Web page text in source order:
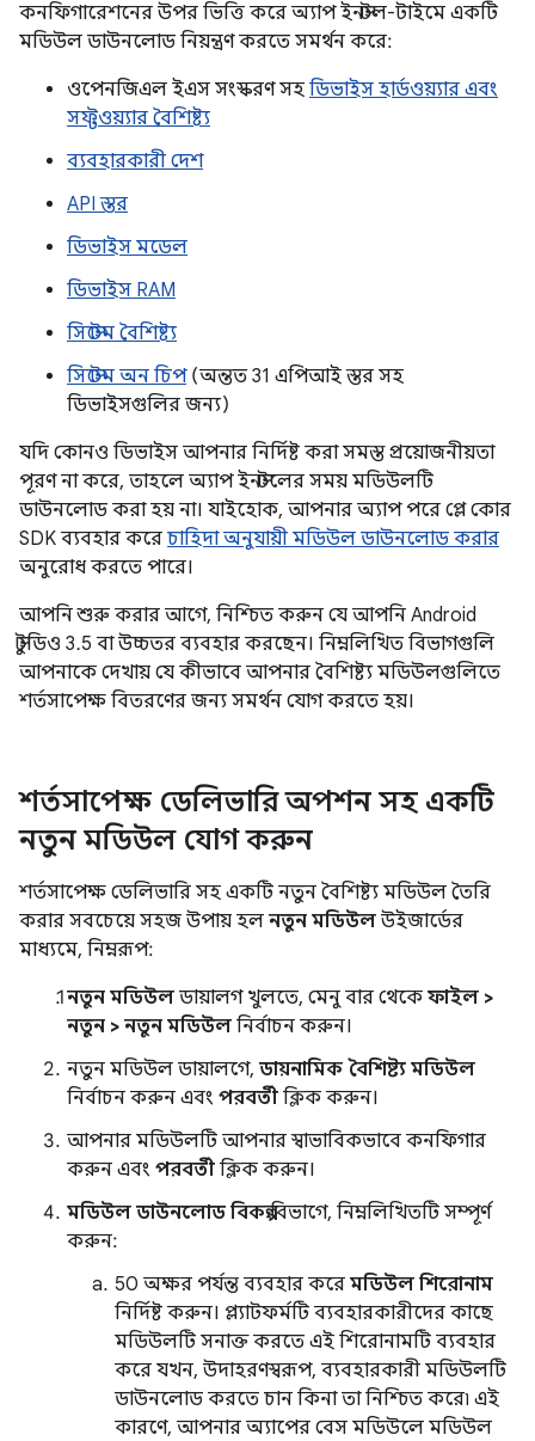
কনফিগারেশনের উপর ভিত্তি করে অ্যাপ ইনস্টল-টাইমে একটি
মডিউল ডাউনলোড নিয়ন্ত্রণ করতে সমর্থন করে:
ওপেনজিএল ইএস সংস্করণ সহ ডিভাইস হার্ডওয়্যার এবং
সফ্টওয়্যার বৈশিষ্ট্য
ব্যবহারকারী দেশ
API স্তর
ডিভাইস মডেল
ডিভাইস RAM
সিস্টেম বৈশিষ্ট্য
সিস্টেম অন চিপ(অন্তত 31 এপিআই স্তর সহ
ডিভাইসগুলির জন্য)
যদি কোনও ডিভাইস আপনার নির্দিষ্ট করা সমস্ত প্রয়োজনীয়তা
পূরণ না করে, তাহলে অ্যাপ ইনস্টলের সময় মডিউলটি
ডাউনলোড করা হয় না। যাইহোক, আপনার অ্যাপ পরে প্লে কোর
SDK ব্যবহার করে চাহিদা অনুযায়ী মডিউল ডাউনলোড করার
অনুরোধ করতে পারে।
আপনি শুরু করার আগে, নিশ্চিত করুন যে আপনি Android
স্টুডিও 3.5 বা উচ্চতর ব্যবহার করছেন। নিম্নলিখিত বিভাগগুলি
আপনাকে দেখায় যে কীভাবে আপনার বৈশিষ্ট্য মডিউলগুলিতে
শর্তসাপেক্ষ বিতরণের জন্য সমর্থন যোগ করতে হয়।
শর্তসাপেক্ষ ডেলিভারি অপশন সহ একটি
নতুন মডিউল যোগ করুন
শর্তসাপেক্ষ ডেলিভারি সহ একটি নতুন বৈশিষ্ট্য মডিউল তৈরি
করার সবচেয়ে সহজ উপায় হল নতুন মডিউল উইজার্ডের
মাধ্যমে, নিম্নরূপ:
নতুন মডিউল ডায়ালগ খুলতে, মেনু বার থেকে ফাইল >
নতুন > নতুন মডিউল নির্বাচন করুন।
নতুন মডিউল ডায়ালগে, ডায়নামিক বৈশিষ্ট্য মডিউল
নির্বাচন করুন এবং পরবর্তী ক্লিক করুন।
আপনার মডিউলটি আপনার স্বাভাবিকভাবে কনফিগার
করুন এবং পরবর্তী ক্লিক করুন।
মডিউল ডাউনলোড বিকল্পবিভাগে, নিম্নলিখিতটি সম্পূর্ণ
করুন:
50 অক্ষর পর্যন্ত ব্যবহার করে মডিউল শিরোনাম
নির্দিষ্ট করুন। প্ল্যাটফর্মটি ব্যবহারকারীদের কাছে
মডিউলটি সনাক্ত করতে এই শিরোনামটি ব্যবহার
করে যখন, উদাহরণস্বরূপ, ব্যবহারকারী মডিউলটি
ডাউনলোড করতে চান কিনা তা নিশ্চিত করে৷ এই
কারণে, আপনার অ্যাপের বেস মডিউলে মডিউল